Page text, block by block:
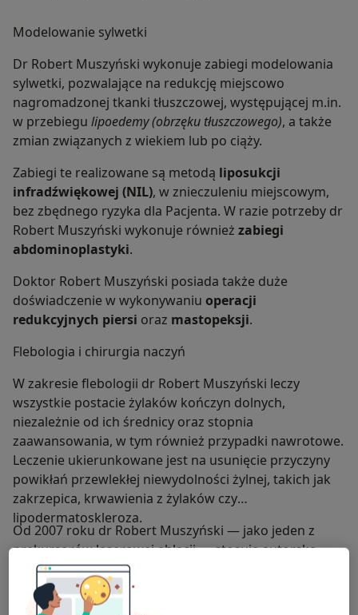
Modelowanie sylwetki
Dr Robert Muszyński wykonuje zabiegi modelowania
sylwetki, pozwalające na redukcję miejscowo
nagromadzonej tkanki tłuszczowej, występującej m.in.
w przebiegu lipoedemy (obrzęku tłuszczowego), a także
zmian związanych z wiekiem lub po ciąży.
Zabiegi te realizowane są metodą liposukcji
infradźwiękowej (NIL), w znieczuleniu miejscowym,
bez zbędnego ryzyka dla Pacjenta. W razie potrzeby dr
Robert Muszyński wykonuje również zabiegi
abdominoplastyki.
Doktor Robert Muszyński posiada także duże
doświadczenie w wykonywaniu operacji
redukcyjnych piersi oraz mastopeksji.
Flebologia i chirurgia naczyń
W zakresie flebologii dr Robert Muszyński leczy
wszystkie postacie żylaków kończyn dolnych,
niezależnie od ich średnicy oraz stopnia
zaawansowania, w tym również przypadki nawrotowe.
Leczenie ukierunkowane jest na usunięcie przyczyny
powikłań przewlekłej niewydolności żylnej, takich jak
zakrzepica, krwawienia z żylaków czy
lipodermatoskleroza.
Od 2007 roku dr Robert Muszyński — jako jeden z
prekursorów laserowej ablacji — stosuje autorską
metodęMikroinwazyjnej Estetycznej Terapii Żył
Microinvasive Aesthetic Venous Therapy – MAV-T
ta umożliwia skuteczne i estetyczne leczenie nawet